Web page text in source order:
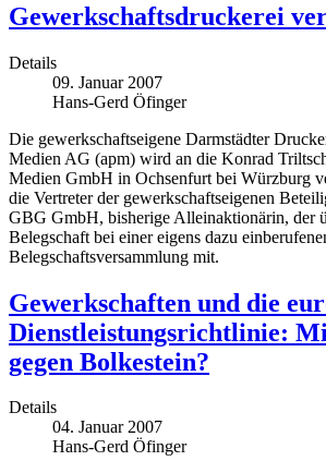
Gewerkschaftsdruckerei
Details
09. Januar 2007
Hans-Gerd Öfinger
Die gewerkschaftseigene Darmstädter
Medien AG (apm) wird an die Konrad
Medien GmbH in Ochsenfurt bei Würzburg
die Vertreter der gewerkschaftseigenen
GBG GmbH, bisherige Alleinaktionärin, der
Belegschaft bei einer eigens dazu
Belegschaftsversammlung mit.
Gewerkschaften und die
Dienstleistungsrichtlinie:
gegen Bolkestein?
Details
04. Januar 2007
Hans-Gerd Öfinger